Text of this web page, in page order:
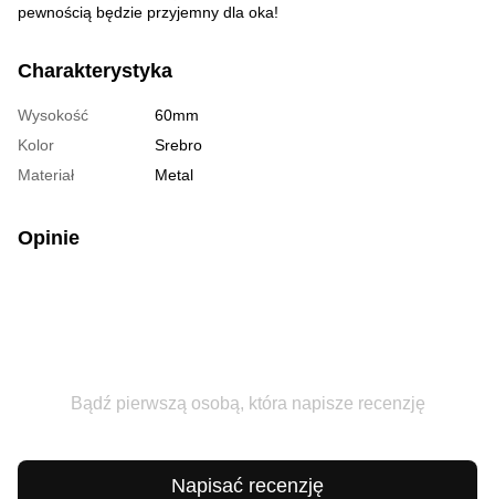
pewnością będzie przyjemny dla oka!
Charakterystyka
Wysokość
60mm
Kolor
Srebro
Materiał
Metal
Opinie
Bądź pierwszą osobą, która napisze recenzję
Napisać recenzję